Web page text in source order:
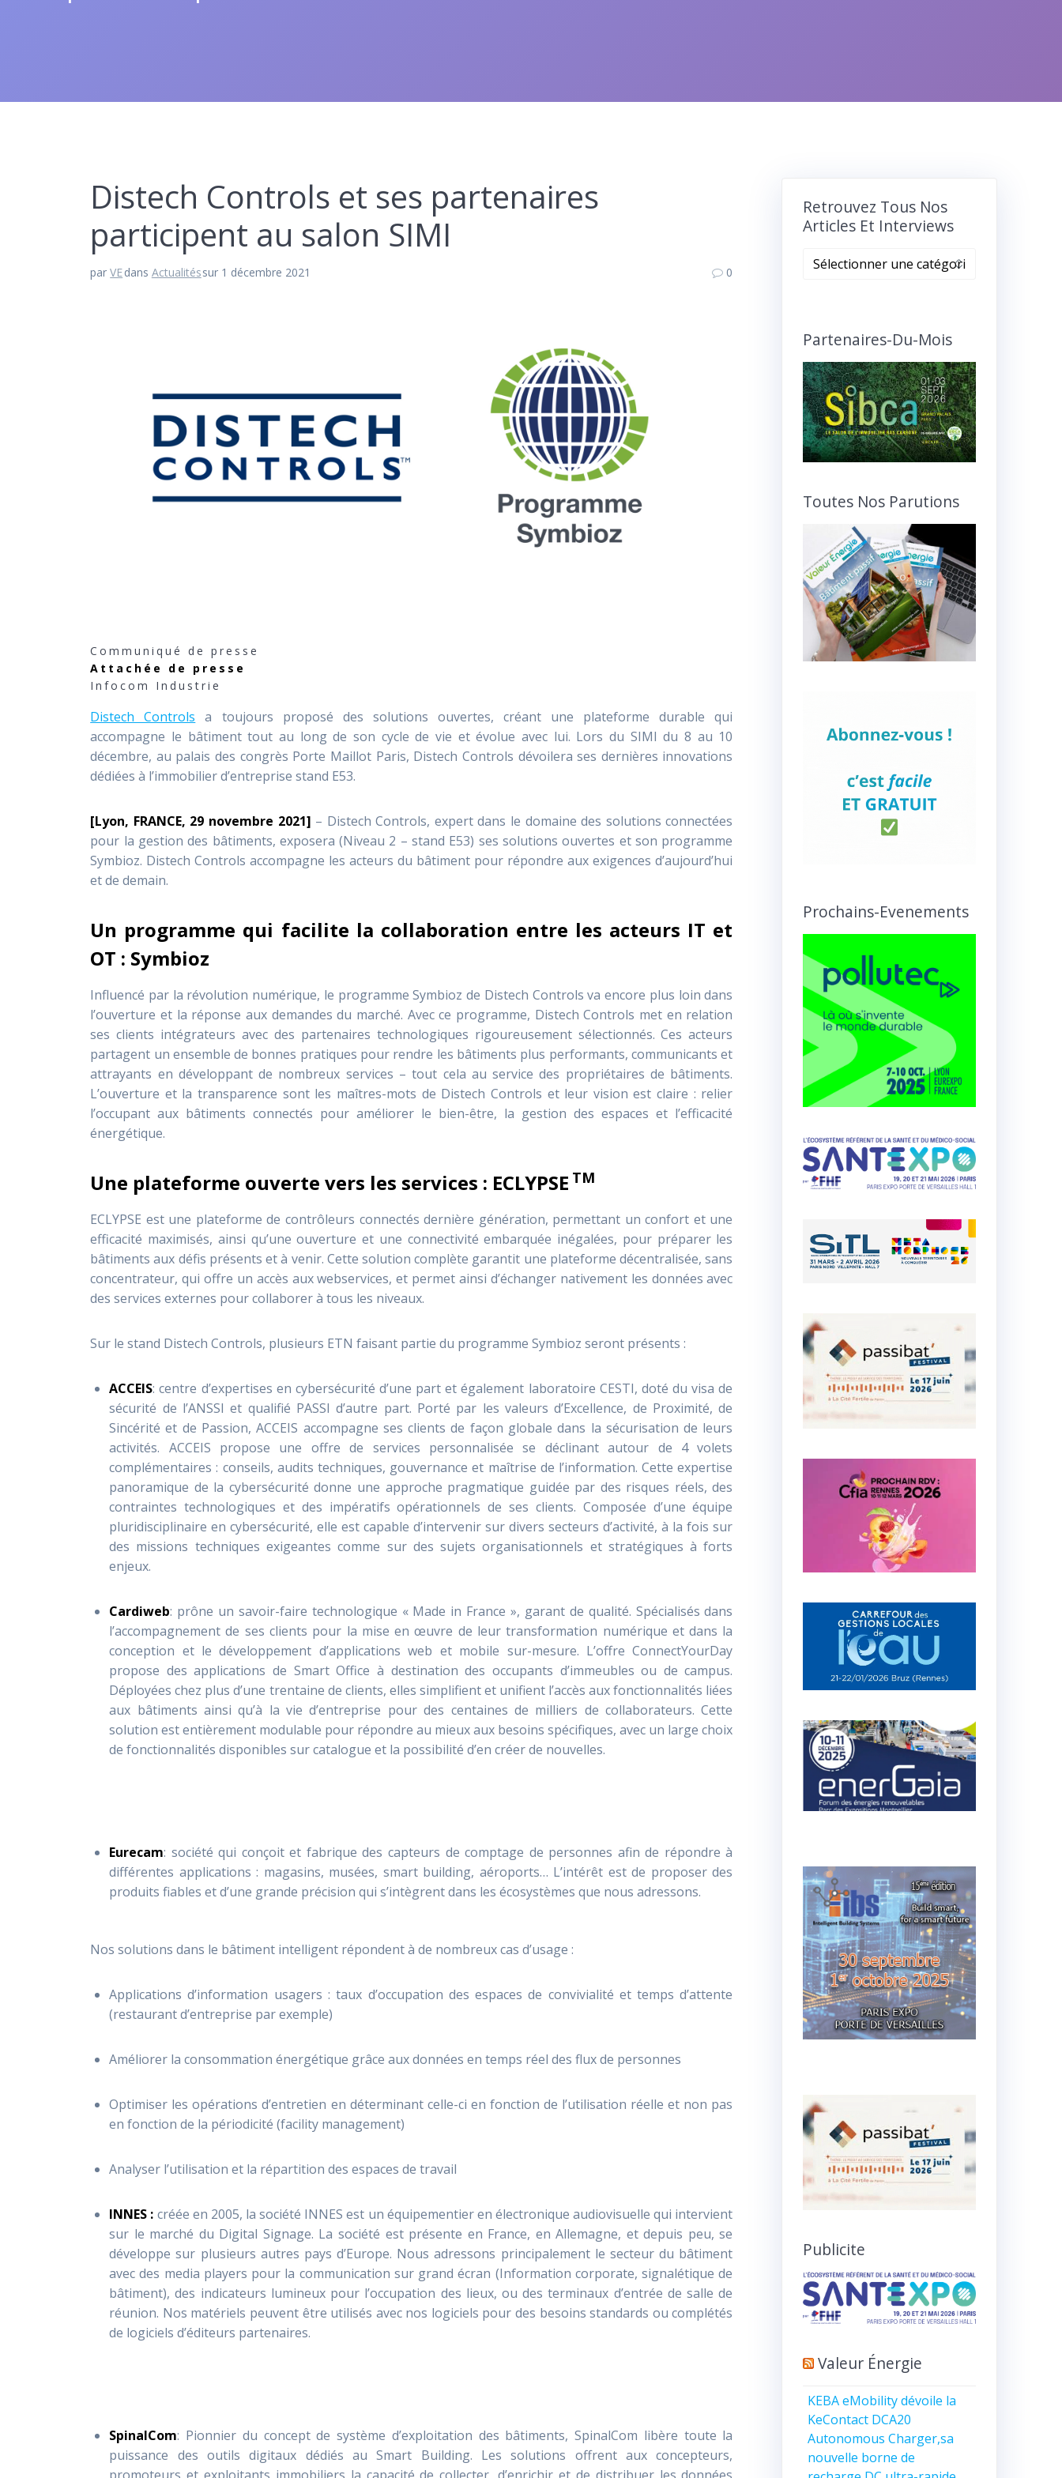
Distech Controls et ses partenaires
participent au salon SIMI
parVEdans Actualitéssur 1 décembre 2021 0
Communiqué de presse
Attachée de presse
Infocom Industrie
Distech Controls a toujours proposé des solutions ouvertes, créant une plateforme durable qui
accompagne le bâtiment tout au long de son cycle de vie et évolue avec lui. Lors du SIMI du 8 au 10
décembre, au palais des congrès Porte Maillot Paris, Distech Controls dévoilera ses dernières innovations
dédiées à l’immobilier d’entreprise stand E53.
[Lyon, FRANCE, 29 novembre 2021] – Distech Controls, expert dans le domaine des solutions connectées
pour la gestion des bâtiments, exposera (Niveau 2 – stand E53) ses solutions ouvertes et son programme
Symbioz. Distech Controls accompagne les acteurs du bâtiment pour répondre aux exigences d’aujourd’hui
et de demain.
Un programme qui facilite la collaboration entre les acteurs IT et
OT : Symbioz
Influencé par la révolution numérique, le programme Symbioz de Distech Controls va encore plus loin dans
l’ouverture et la réponse aux demandes du marché. Avec ce programme, Distech Controls met en relation
ses clients intégrateurs avec des partenaires technologiques rigoureusement sélectionnés. Ces acteurs
partagent un ensemble de bonnes pratiques pour rendre les bâtiments plus performants, communicants et
attrayants en développant de nombreux services – tout cela au service des propriétaires de bâtiments.
L’ouverture et la transparence sont les maîtres-mots de Distech Controls et leur vision est claire : relier
l’occupant aux bâtiments connectés pour améliorer le bien-être, la gestion des espaces et l’efficacité
énergétique.
Une plateforme ouverte vers les services : ECLYPSE TM
ECLYPSE est une plateforme de contrôleurs connectés dernière génération, permettant un confort et une
efficacité maximisés, ainsi qu’une ouverture et une connectivité embarquée inégalées, pour préparer les
bâtiments aux défis présents et à venir. Cette solution complète garantit une plateforme décentralisée, sans
concentrateur, qui offre un accès aux webservices, et permet ainsi d’échanger nativement les données avec
des services externes pour collaborer à tous les niveaux.
Sur le stand Distech Controls, plusieurs ETN faisant partie du programme Symbioz seront présents :
ACCEIS: centre d’expertises en cybersécurité d’une part et également laboratoire CESTI, doté du visa de
sécurité de l’ANSSI et qualifié PASSI d’autre part. Porté par les valeurs d’Excellence, de Proximité, de
Sincérité et de Passion, ACCEIS accompagne ses clients de façon globale dans la sécurisation de leurs
activités. ACCEIS propose une offre de services personnalisée se déclinant autour de 4 volets
complémentaires : conseils, audits techniques, gouvernance et maîtrise de l’information. Cette expertise
panoramique de la cybersécurité donne une approche pragmatique guidée par des risques réels, des
contraintes technologiques et des impératifs opérationnels de ses clients. Composée d’une équipe
pluridisciplinaire en cybersécurité, elle est capable d’intervenir sur divers secteurs d’activité, à la fois sur
des missions techniques exigeantes comme sur des sujets organisationnels et stratégiques à forts
enjeux.
Cardiweb: prône un savoir-faire technologique « Made in France », garant de qualité. Spécialisés dans
l’accompagnement de ses clients pour la mise en œuvre de leur transformation numérique et dans la
conception et le développement d’applications web et mobile sur-mesure. L’offre ConnectYourDay
propose des applications de Smart Office à destination des occupants d’immeubles ou de campus.
Déployées chez plus d’une trentaine de clients, elles simplifient et unifient l’accès aux fonctionnalités liées
aux bâtiments ainsi qu’à la vie d’entreprise pour des centaines de milliers de collaborateurs. Cette
solution est entièrement modulable pour répondre au mieux aux besoins spécifiques, avec un large choix
de fonctionnalités disponibles sur catalogue et la possibilité d’en créer de nouvelles.
Eurecam: société qui conçoit et fabrique des capteurs de comptage de personnes afin de répondre à
différentes applications : magasins, musées, smart building, aéroports… L’intérêt est de proposer des
produits fiables et d’une grande précision qui s’intègrent dans les écosystèmes que nous adressons.
Nos solutions dans le bâtiment intelligent répondent à de nombreux cas d’usage :
Applications d’information usagers : taux d’occupation des espaces de convivialité et temps d’attente
(restaurant d’entreprise par exemple)
Améliorer la consommation énergétique grâce aux données en temps réel des flux de personnes
Optimiser les opérations d’entretien en déterminant celle-ci en fonction de l’utilisation réelle et non pas
en fonction de la périodicité (facility management)
Analyser l’utilisation et la répartition des espaces de travail
INNES : créée en 2005, la société INNES est un équipementier en électronique audiovisuelle qui intervient
sur le marché du Digital Signage. La société est présente en France, en Allemagne, et depuis peu, se
développe sur plusieurs autres pays d’Europe. Nous adressons principalement le secteur du bâtiment
avec des media players pour la communication sur grand écran (Information corporate, signalétique de
bâtiment), des indicateurs lumineux pour l’occupation des lieux, ou des terminaux d’entrée de salle de
réunion. Nos matériels peuvent être utilisés avec nos logiciels pour des besoins standards ou complétés
de logiciels d’éditeurs partenaires.
SpinalCom: Pionnier du concept de système d’exploitation des bâtiments, SpinalCom libère toute la
puissance des outils digitaux dédiés au Smart Building. Les solutions offrent aux concepteurs,
Retrouvez Tous Nos
Articles Et Interviews
Retrouvez
et
Partenaires-Du-Mois
Toutes Nos Parutions
Prochains-Evenements
Publicite
Valeur Énergie
KEBA eMobility dévoile la
KeContact DCA20
Autonomous Charger,sa
nouvelle borne de